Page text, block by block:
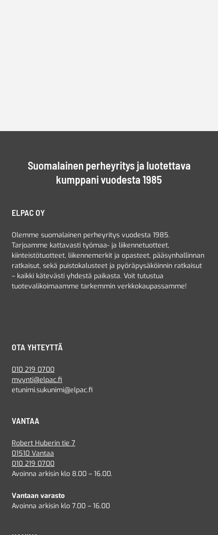
Suomalainen perheyritys ja luotettava
kumppani vuodesta 1985
ELPAC OY
Olemme suomalainen perheyritys vuodesta 1985.
Tarjoamme kattavasti työmaa- ja liikennetuotteet,
kiinteistötuotteet, liikennemerkit ja opasteet, pääsynhallinnan
ratkaisut, sekä puistokalusteet ja pyöräpysäköinnin ratkaisut
– kaikki kätevästi yhdestä paikasta. Voit tutustua
tuotevalikoimaamme tarkemmin verkkokaupassamme!
OTA YHTEYTTÄ
010 219 0700
myynti@elpac.fi
etunimi.sukunimi@elpac.fi
VANTAA
Robert Huberin tie 7
01510 Vantaa
010 219 0700
Avoinna arkisin klo 8.00 – 16.00.
Vantaan varasto
Avoinna arkisin klo 7.00 – 16.00